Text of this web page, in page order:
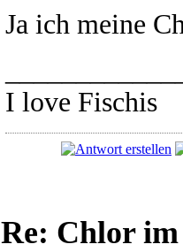
Ja ich meine
I love Fischis
Re: Chlor